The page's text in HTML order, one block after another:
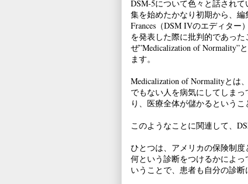
DSM-5について色々と話され
集を始めたかなり初期から、
Frances（DSM IVのエディター
を発表した際に批判的であっ
ぜ”Medicalization of Normality”
ます。
Medicalization of Normalityとは
でもない人を病気にしてしま
り、医療全体が儲かるというこ
このようなことに関連して、
ひとつは、アメリカの保険制
何という診断をつけるかによ
いうことで、患者も自分の診断